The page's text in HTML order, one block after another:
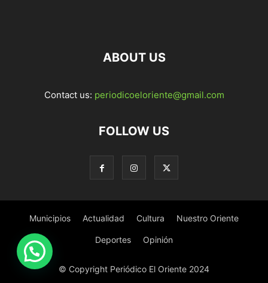
ABOUT US
Contact us: periodicoeloriente@gmail.com
FOLLOW US
Municipios Actualidad Cultura Nuestro Oriente
Deportes Opinión
© Copyright Periódico El Oriente 2024